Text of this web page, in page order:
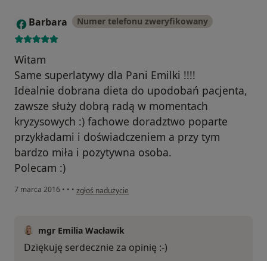
B Barbara Numer telefonu zweryfikowany
Witam
Same superlatywy dla Pani Emilki !!!!
Idealnie dobrana dieta do upodobań pacjenta,
zawsze służy dobrą radą w momentach
kryzysowych :) fachowe doradztwo poparte
przykładami i doświadczeniem a przy tym
bardzo miła i pozytywna osoba.
Polecam :)
7 marca 2016 • • • w opinii użytkownika Barbara
zgłoś nadużycie
mgr Emilia Wacławik
Dziękuję serdecznie za opinię :-)